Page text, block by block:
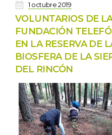
1 octubre 2019
VOLUNTARIOS DE
FUNDACIÓN
EN LA RESERVA DE
BIOSFERA DE LA
DEL RINCÓN